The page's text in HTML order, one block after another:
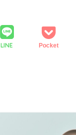
LINE Pocket